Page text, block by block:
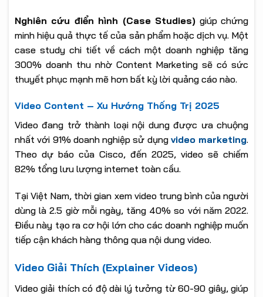
Nghiên cứu điển hình (Case Studies) giúp chứng
minh hiệu quả thực tế của sản phẩm hoặc dịch vụ. Một
case study chi tiết về cách một doanh nghiệp tăng
300% doanh thu nhờ Content Marketing sẽ có sức
thuyết phục mạnh mẽ hơn bất kỳ lời quảng cáo nào.
Video Content – Xu Hướng Thống Trị 2025
Video đang trở thành loại nội dung được ưa chuộng
nhất với 91% doanh nghiệp sử dụng video marketing.
Theo dự báo của Cisco, đến 2025, video sẽ chiếm
82% tổng lưu lượng internet toàn cầu.
Tại Việt Nam, thời gian xem video trung bình của người
dùng là 2.5 giờ mỗi ngày, tăng 40% so với năm 2022.
Điều này tạo ra cơ hội lớn cho các doanh nghiệp muốn
tiếp cận khách hàng thông qua nội dung video.
Video Giải Thích (Explainer Videos)
Video giải thích có độ dài lý tưởng từ 60-90 giây, giúp